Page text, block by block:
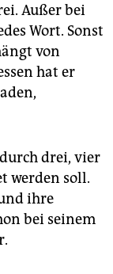
Außer bei
Wort. Sonst
von
hat er
drei, vier
werden soll.
ihre
bei seinem